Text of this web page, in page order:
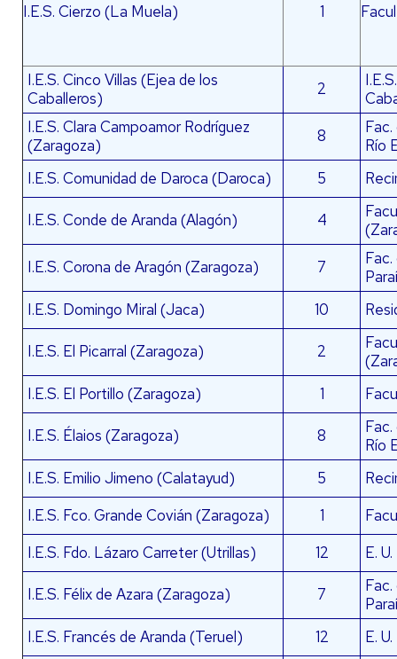
I.E.S. Cierzo (La Muela) 1
I.E.S. Cinco Villas (Ejea de los
Caballeros)
2
I.E.S. Clara Campoamor Rodríguez
(Zaragoza)
8
Río
I.E.S. Comunidad de Daroca (Daroca)
5
I.E.S. Conde de Aranda (Alagón) 4
I.E.S. Corona de Aragón (Zaragoza)
7
I.E.S. Domingo Miral (Jaca)
10
I.E.S. El Picarral (Zaragoza) 2
I.E.S. El Portillo (Zaragoza)
1
I.E.S. Élaios (Zaragoza) 8
Río
I.E.S. Emilio Jimeno (Calatayud)
5
I.E.S. Fco. Grande Covián (Zaragoza)
1
I.E.S. Fdo. Lázaro Carreter (Utrillas)
12 E.
I.E.S. Félix de Azara (Zaragoza) 7
I.E.S. Francés de Aranda (Teruel)
12 E.